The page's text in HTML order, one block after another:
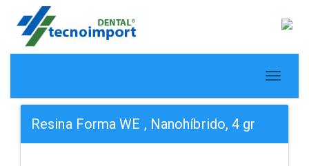
Resina Forma WE , Nanohíbrido, 4 gr